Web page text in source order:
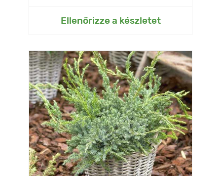
Ellenőrizze a készletet